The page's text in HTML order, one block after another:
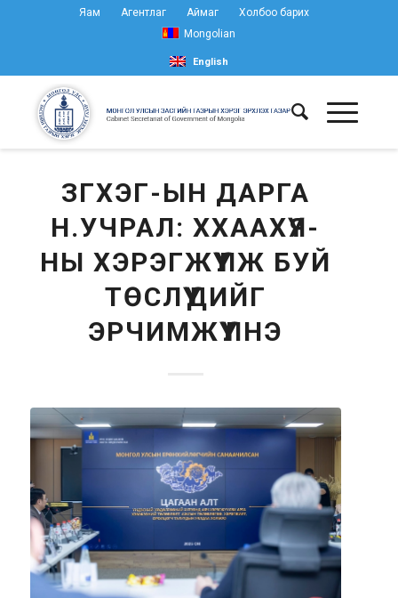
Яам Агентлаг Аймаг
Холбоо барих
Mongolian
English
ЗГХЭГ-ЫН ДАРГА
Н.УЧРАЛ: ХХААХҮЯ-
НЫ ХЭРЭГЖҮҮЛЖ БУЙ
ТӨСЛҮҮДИЙГ
ЭРЧИМЖҮҮЛНЭ